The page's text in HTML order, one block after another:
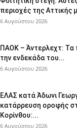
περιοχές της Αττικής
6 Αυγούστου 2026
ΠΑΟΚ – Άντερλεχτ: Τα
την ενδεκάδα του...
6 Αυγούστου 2026
ΕΛΑΣ κατά Άδωνι
κατάρρευση οροφής
Κορίνθου:...
6 Αυγούστου 2026